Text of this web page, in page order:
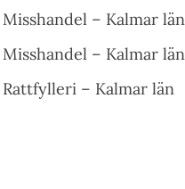
Misshandel – Kalmar län
Misshandel – Kalmar län
Rattfylleri – Kalmar län